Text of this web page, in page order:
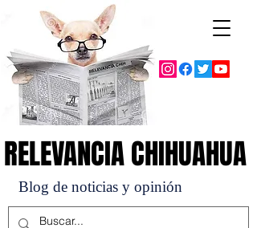
Blog de noticias y opinión
RELEVANCIA CHIHUAHUA
RELEVANCIA CHIHUAHUA